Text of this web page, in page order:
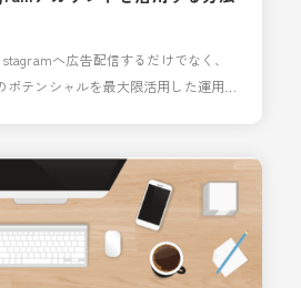
へ広告配信するだけでなく、
テンシャルを最大限活用した運用を
アカウントのフォロワー数には
していいか分からない 今回の記事
て